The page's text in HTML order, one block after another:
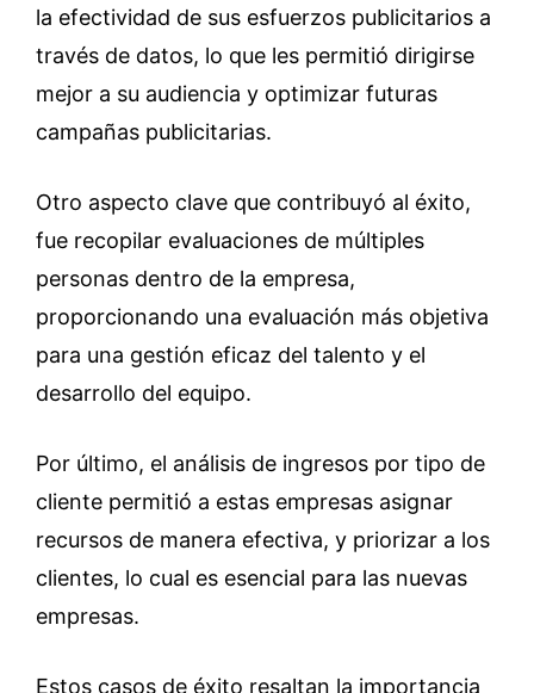
la efectividad de sus esfuerzos publicitarios a
través de datos, lo que les permitió dirigirse
mejor a su audiencia y optimizar futuras
campañas publicitarias.
Otro aspecto clave que contribuyó al éxito,
fue recopilar evaluaciones de múltiples
personas dentro de la empresa,
proporcionando una evaluación más objetiva
para una gestión eficaz del talento y el
desarrollo del equipo.
Por último, el análisis de ingresos por tipo de
cliente permitió a estas empresas asignar
recursos de manera efectiva, y priorizar a los
clientes, lo cual es esencial para las nuevas
empresas.
Estos casos de éxito resaltan la importancia